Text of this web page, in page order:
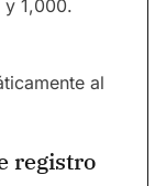
y 1,000.
al
registro